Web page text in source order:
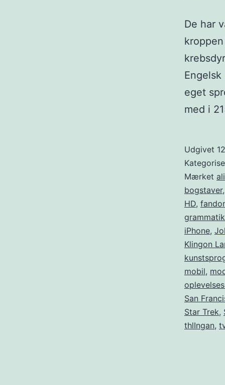
De har
eget
med i
Udgivet
Mærket
bogstaver
HD,
grammatik
iPhone,
Klingon
mobil,
San
Star Trek,
thlIngan,